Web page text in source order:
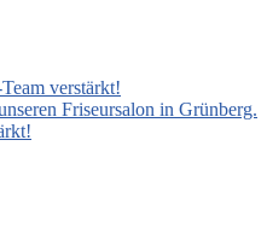
verstärkt!
Friseursalon in Grünberg.